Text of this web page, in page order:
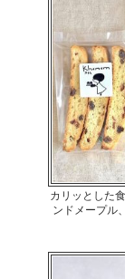
カリッとした
ンドメープル